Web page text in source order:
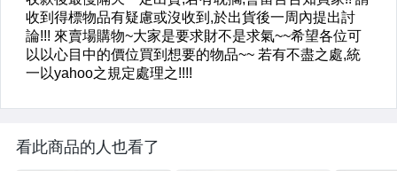
看此商品的人也看了